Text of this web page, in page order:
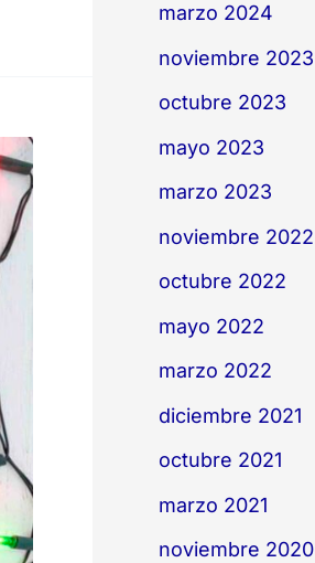
marzo 2024
noviembre 2023
octubre 2023
mayo 2023
marzo 2023
noviembre 2022
octubre 2022
mayo 2022
marzo 2022
diciembre 2021
octubre 2021
marzo 2021
noviembre 2020